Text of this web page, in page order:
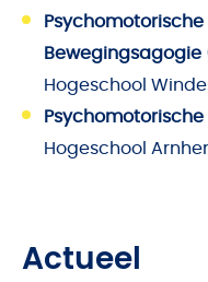
Bewegingsagogie
Hogeschool
Hogeschool
Actueel